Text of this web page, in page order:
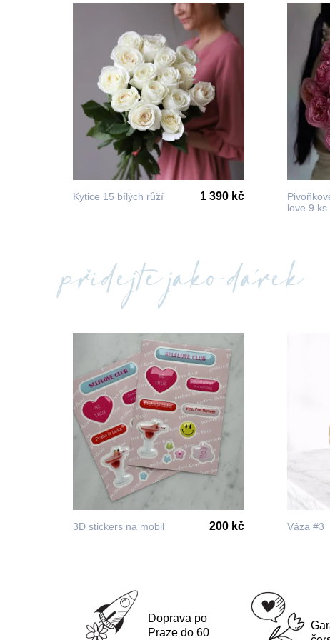
Kytice 15 bílých růží 1 390 kč
love 9 ks
přidejte jako dárek
3D stickers na mobil 200 kč Váza #3
Doprava po
Praze do 60